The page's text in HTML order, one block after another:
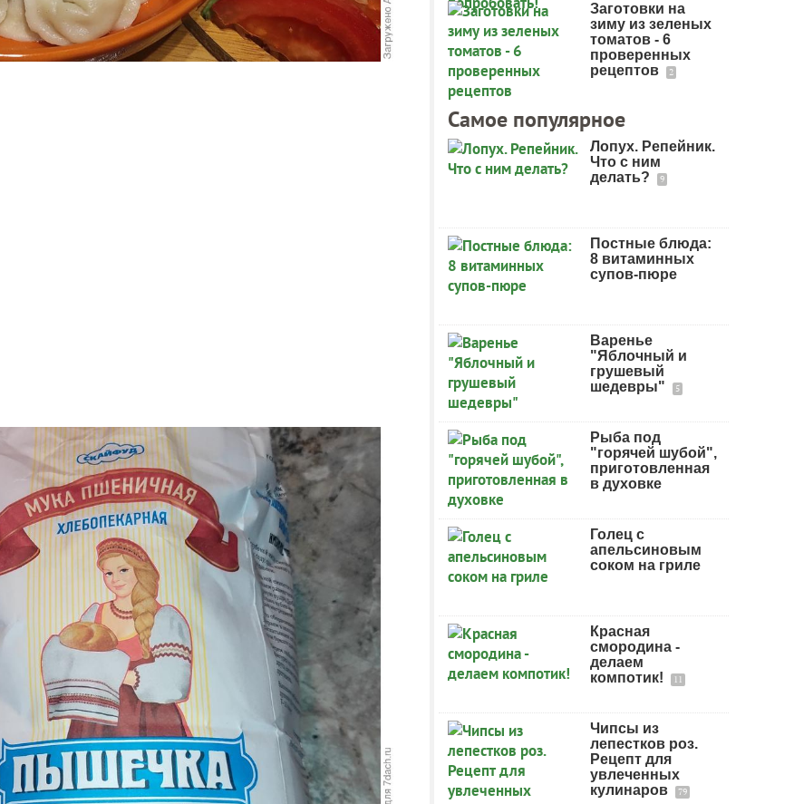
Заготовки на
зиму из зеленых
томатов - 6
проверенных
рецептов
2
Самое популярное
Лопух. Репейник.
Что с ним
делать?
9
Постные блюда:
8 витаминных
супов-пюре
Варенье
"Яблочный и
грушевый
шедевры"
5
Рыба под
"горячей шубой",
приготовленная
в духовке
Голец с
апельсиновым
соком на гриле
Красная
смородина -
делаем
компотик!
11
Чипсы из
лепестков роз.
Рецепт для
увлеченных
кулинаров
79